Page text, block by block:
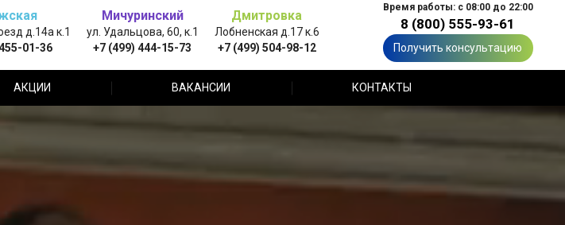
д.14а к.1
01-36
Мичуринский
ул. Удальцова, 60, к.1
+7 (499) 444-15-73
Дмитровка
Лобненская д.17 к.6
+7 (499) 504-98-12
Время работы: с 08:00 до 22:00
8 (800) 555-93-61
Получить консультацию
АКЦИИ ВАКАНСИИ КОНТАКТЫ